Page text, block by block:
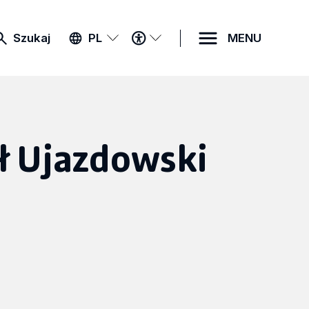
Szukaj PL
MENU
DOSTĘPNOŚCI
MENU
Ujazdowski